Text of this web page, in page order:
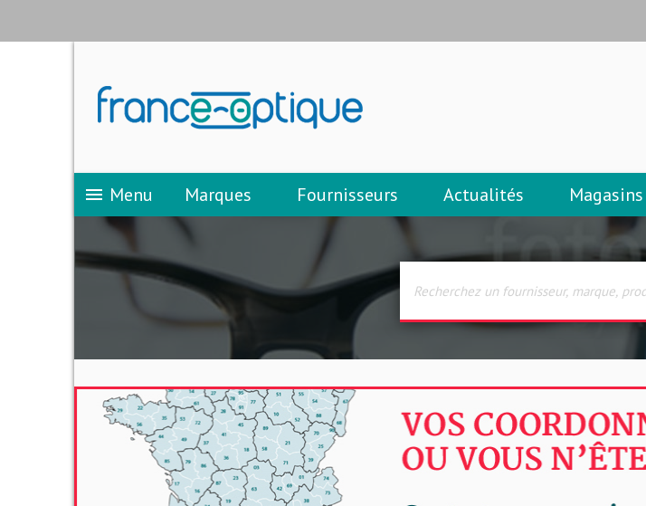
menu Menu Marques Fournisseurs Actualités